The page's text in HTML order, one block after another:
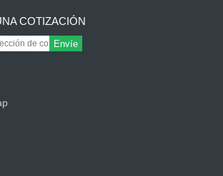
COTIZACIÓN
Envíe